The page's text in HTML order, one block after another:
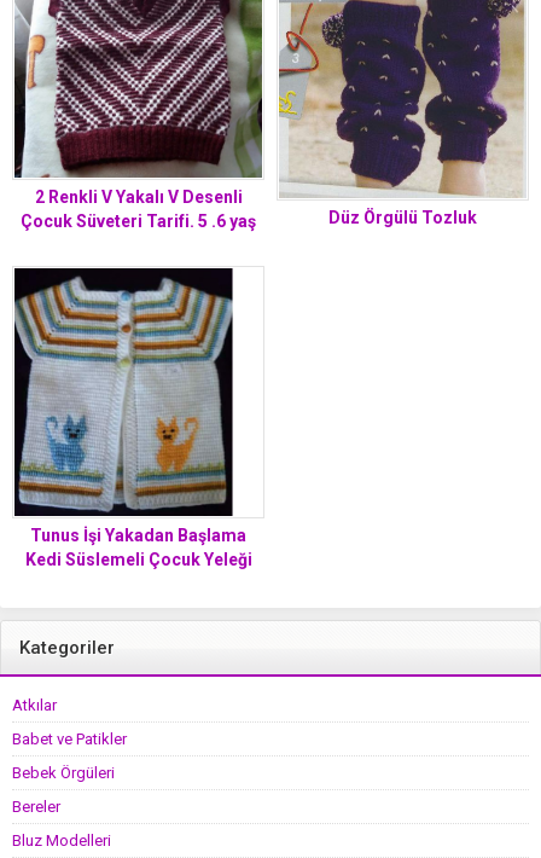
2 Renkli V Yakalı V Desenli
Çocuk Süveteri Tarifi. 5 .6 yaş
Düz Örgülü Tozluk
Tunus İşi Yakadan Başlama
Kedi Süslemeli Çocuk Yeleği
Kategoriler
Atkılar
Babet ve Patikler
Bebek Örgüleri
Bereler
Bluz Modelleri